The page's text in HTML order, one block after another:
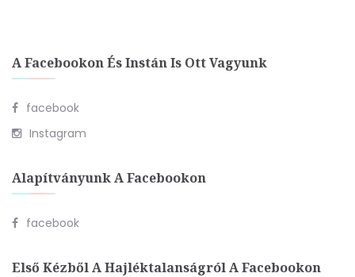
A Facebookon És Instán Is Ott Vagyunk
facebook
Instagram
Alapítványunk A Facebookon
facebook
Első Kézből A Hajléktalanságról A Facebookon